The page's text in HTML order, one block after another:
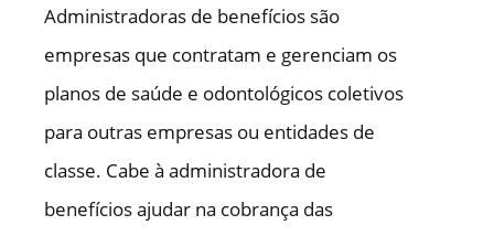
Administradoras de benefícios são
empresas que contratam e gerenciam os
planos de saúde e odontológicos coletivos
para outras empresas ou entidades de
classe. Cabe à administradora de
benefícios ajudar na cobrança das